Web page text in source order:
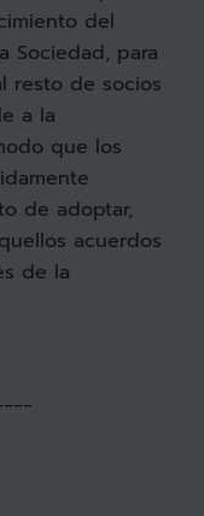
del
Sociedad, para
resto de socios
a la
que los
de adoptar,
acuerdos
de la